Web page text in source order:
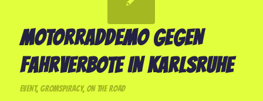
MOTORRADDEMO GEGEN
FAHRVERBOTE IN KARLSRUHE
EVENT, GROMSPIRACY, ON THE ROAD